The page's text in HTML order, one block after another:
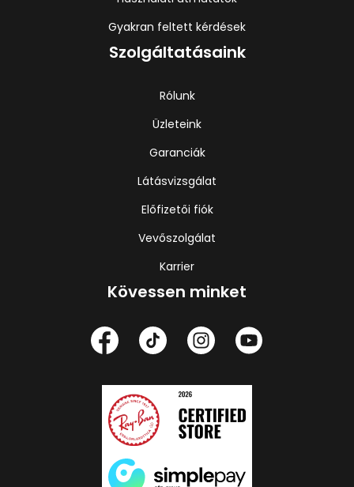
Gyakran feltett kérdések
Szolgáltatásaink
Rólunk
Üzleteink
Garanciák
Látásvizsgálat
Előfizetői fiók
Vevőszolgálat
Karrier
Kövessen minket